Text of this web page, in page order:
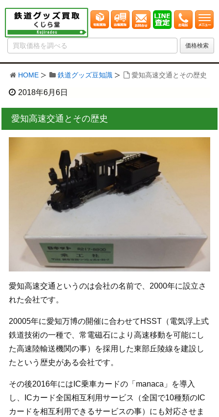
HOME 鉄道グッズ豆知識 愛知高速交通とその歴史
2018年6月6日
愛知高速交通とその歴史
愛知高速交通というのは会社の名前で、2000年に設立さ
れた会社です。
20005年に愛知万博の開催に合わせてHSST（電気浮上式
鉄道技術の一種で、常電磁石により高速移動を可能にし
た高速陸輸送機関の事）を採用した東部丘陵線を建設し
たという歴史がある会社です。
その後2016年にはIC乗車カードの「manaca」を導入
し、ICカード全国相互利用サービス（全国で10種類のIC
カードを相互利用できるサービスの事）にも対応させま